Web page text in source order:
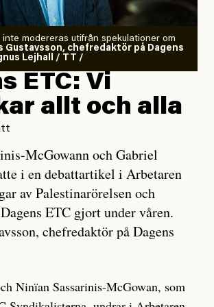
inte modereras utifrån spekulationer om
Gustavsson, chefredaktör på Dagens
Lejhall / TT /
ETC: Vi
allt och alla
McGowann och Gabriel
i en debattartikel i Arbetaren
av Palestinarörelsen och
ETC gjort under våren.
chefredaktör på Dagens
Ninïan Sassarinis-McGowan, som